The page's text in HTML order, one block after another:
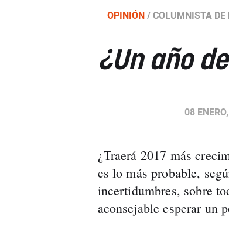
OPINIÓN / COLUMNISTA DE
¿Un año
08
¿Traerá 2017 más
es lo más probable,
incertidumbres, sobre
aconsejable esperar un